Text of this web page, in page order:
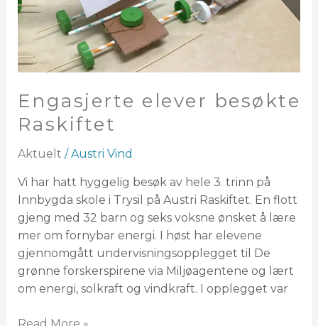
Engasjerte elever besøkte
Raskiftet
Aktuelt / Austri Vind
Vi har hatt hyggelig besøk av hele 3. trinn på
Innbygda skole i Trysil på Austri Raskiftet. En flott
gjeng med 32 barn og seks voksne ønsket å lære
mer om fornybar energi. I høst har elevene
gjennomgått undervisningsopplegget til De
grønne forskerspirene via Miljøagentene og lært
om energi, solkraft og vindkraft. I opplegget var